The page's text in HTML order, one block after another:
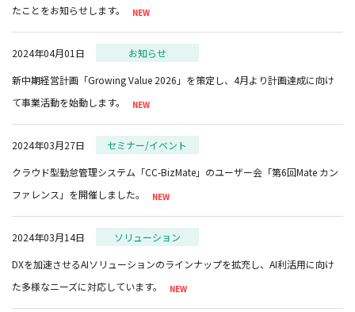
たことをお知らせします。
2024年04月01日
お知らせ
新中期経営計画「Growing Value 2026」を策定し、4月より計画達成に向け
て事業活動を始動します。
2024年03月27日
セミナー/イベント
クラウド型勤怠管理システム「CC-BizMate」のユーザー会「第6回Mate カン
ファレンス」を開催しました。
2024年03月14日
ソリューション
DXを加速させるAIソリューションのラインナップを拡充し、AI利活用に向け
た多様なニーズに対応しています。